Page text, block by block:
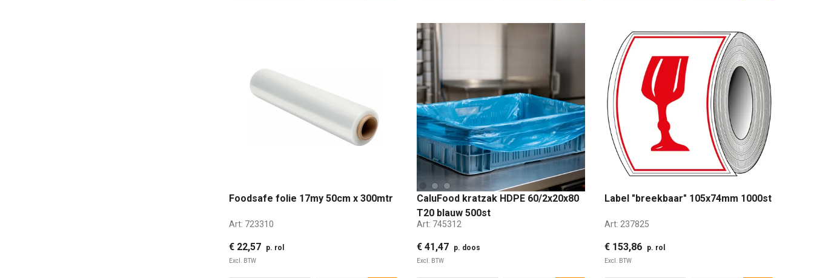
Foodsafe folie 17my 50cm x 300mtr
Art: 723310
€ 22,57 p. rol
Excl. BTW
CaluFood kratzak HDPE 60/2x20x80
T20 blauw 500st
Art: 745312
€ 41,47 p. doos
Excl. BTW
Label "breekbaar" 105x74mm 1000st
Art: 237825
€ 153,86 p. rol
Excl. BTW